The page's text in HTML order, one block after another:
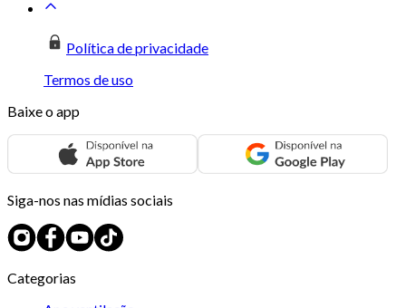
Política de privacidade
Termos de uso
Baixe o app
Siga-nos nas mídias sociais
Categorias